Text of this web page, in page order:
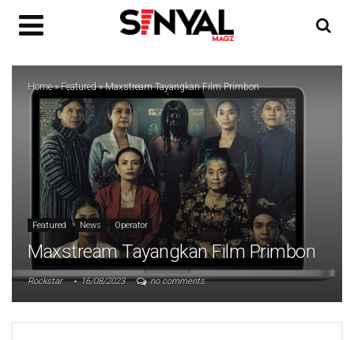
Home»Featured»Maxstream Tayangkan Film Primbon
Featured News Operator
Maxstream Tayangkan Film Primbon
Rockstar 16/08/2023 no comments